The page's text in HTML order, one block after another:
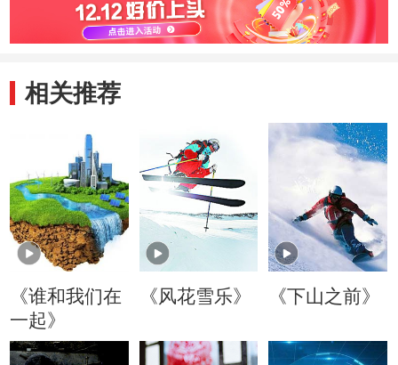
相关推荐
《谁和我们在
一起》
《风花雪乐》 《下山之前》